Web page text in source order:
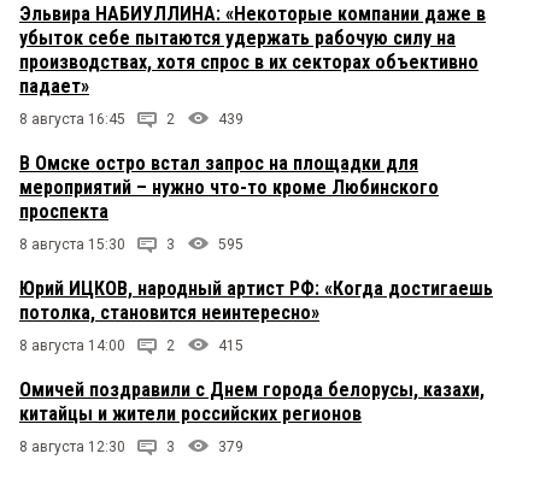
Эльвира НАБИУЛЛИНА: «Некоторые компании даже в
убыток себе пытаются удержать рабочую силу на
производствах, хотя спрос в их секторах объективно
падает»
8 августа 16:45 2 439
В Омске остро встал запрос на площадки для
мероприятий – нужно что-то кроме Любинского
проспекта
8 августа 15:30 3 595
Юрий ИЦКОВ, народный артист РФ: «Когда достигаешь
потолка, становится неинтересно»
8 августа 14:00 2 415
Омичей поздравили с Днем города белорусы, казахи,
китайцы и жители российских регионов
8 августа 12:30 3 379